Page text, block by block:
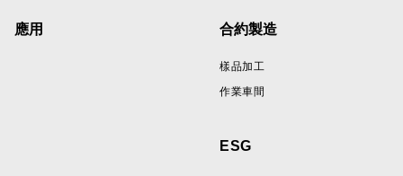
應用 合約製造
樣品加工
作業車間
ESG